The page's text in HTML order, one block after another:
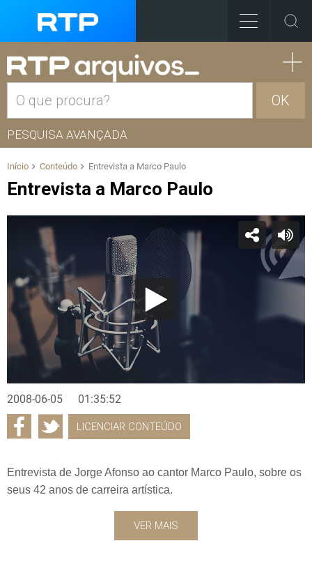
OK
PESQUISA AVANÇADA
Início Conteúdo Entrevista a Marco Paulo
Entrevista a Marco Paulo
2008-06-05 01:35:52
LICENCIAR CONTEÚDO
Entrevista de Jorge Afonso ao cantor Marco Paulo, sobre os
seus 42 anos de carreira artística.
VER MAIS